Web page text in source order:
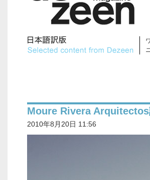
Moure Rivera Arquitectos
2010年8月20日 11:56